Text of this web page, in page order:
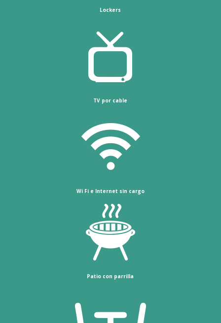
Lockers
TV por cable
Wi Fi e Internet sin cargo
Patio con parrilla